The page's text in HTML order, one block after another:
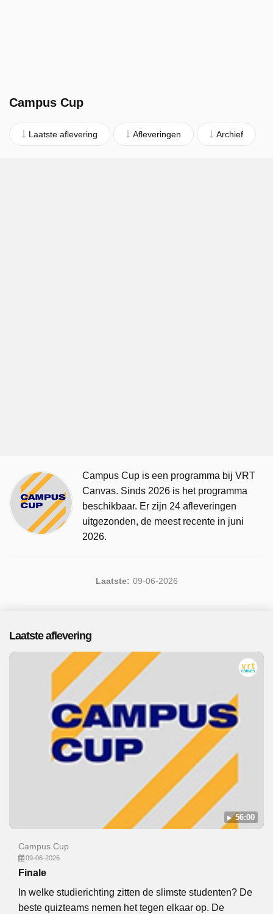
Campus Cup
Laatste aflevering Afleveringen Archief
Campus Cup is een programma bij VRT
Canvas. Sinds 2026 is het programma
beschikbaar. Er zijn 24 afleveringen
uitgezonden, de meest recente in juni
2026.
Laatste: 09-06-2026
Laatste aflevering
56:00
Campus Cup
09-06-2026
Finale
In welke studierichting zitten de slimste studenten? De
beste quizteams nemen het tegen elkaar op. De